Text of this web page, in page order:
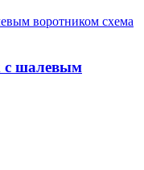
с шалевым